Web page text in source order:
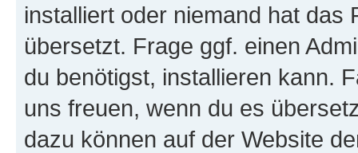
installiert oder niemand hat das
übersetzt. Frage ggf. einen
du benötigst, installieren kann.
uns freuen, wenn du es
dazu können auf der Website